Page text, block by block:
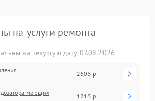
на услуги ремонта
на текущую дату 07.08.2026
2605 р
моющих
1215 р